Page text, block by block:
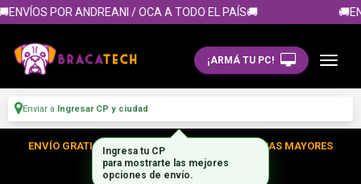
POR ANDREANI / OCA A TODO EL PAÍS🚚
¡ARMÁ TU PC!
Enviar a Ingresar CP y ciudad
ENVÍO GRATIS DENTRO DE CABA EN TUS COMPRAS MAYORES
A $300.000
Ingresa tu CP
para mostrarte las mejores
opciones de envío.